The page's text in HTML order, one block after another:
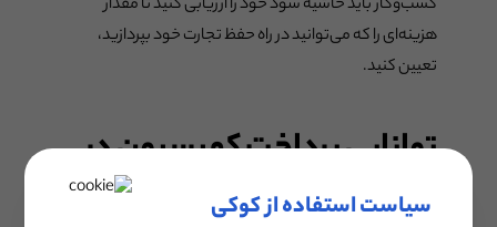
کسب‌وکار باید حاشیه سود خود را ارزیابی کنید تا مقدار
هزینه‌ای را که می‌توانید در راه حفظ تجارت خود بپردازید،
تعیین کنید.
توانایی پرداخت کمیسیون در
هر فروش
سیاست استفاده از کوکی